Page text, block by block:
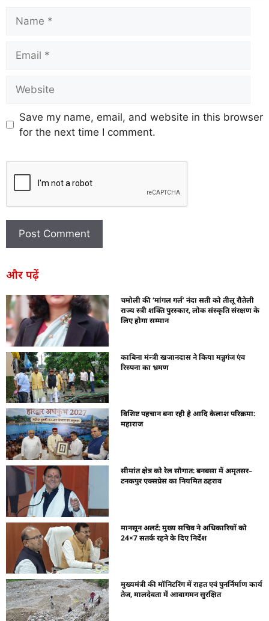
Save my name, email, and website in this browser
for the next time I comment.
और पढ़ें
चमोली की ‘मांगल गर्ल’ नंदा सती को तीलू रौतेली
राज्य स्त्री शक्ति पुरस्कार, लोक संस्कृति संरक्षण के
लिए होगा सम्मान
काबिना मंन्त्री खजानदास ने किया मन्नुगंज एंव
रिस्पना का भ्रमण
विशिष्ट पहचान बना रही है आदि कैलाश परिक्रमा:
महाराज
सीमांत क्षेत्र को रेल सौगात: बनबसा में अमृतसर–
टनकपुर एक्सप्रेस का नियमित ठहराव
मानसून अलर्ट: मुख्य सचिव ने अधिकारियों को
24×7 सतर्क रहने के दिए निर्देश
मुख्यमंत्री की मॉनिटरिंग में राहत एवं पुनर्निर्माण कार्य
तेज, मालदेवता में आवागमन सुरक्षित